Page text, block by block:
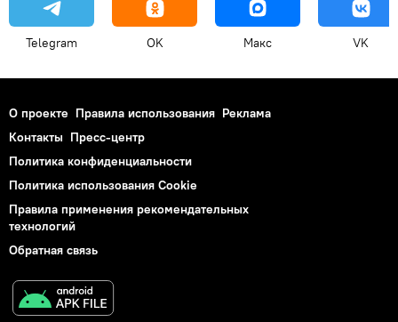
Telegram OK Макс VK
О проекте Правила использования Реклама
Контакты Пресс-центр
Политика конфиденциальности
Политика использования Cookie
Правила применения рекомендательных
технологий
Обратная связь